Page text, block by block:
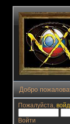
Добро
Пожалуйста,
Войти